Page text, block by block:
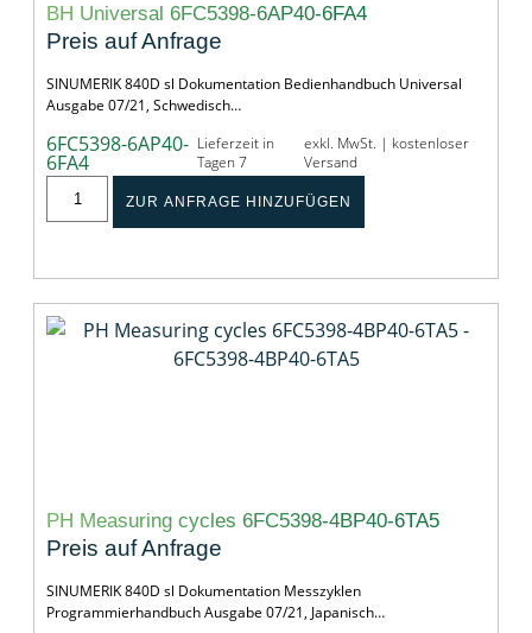
BH Universal 6FC5398-6AP40-6FA4
Preis auf Anfrage
SINUMERIK 840D sl Dokumentation Bedienhandbuch Universal
Ausgabe 07/21, Schwedisch…
6FC5398-6AP40-
6FA4
Lieferzeit in
Tagen 7
exkl. MwSt. | kostenloser
Versand
ZUR ANFRAGE HINZUFÜGEN
PH Measuring cycles 6FC5398-4BP40-6TA5
Preis auf Anfrage
SINUMERIK 840D sl Dokumentation Messzyklen
Programmierhandbuch Ausgabe 07/21, Japanisch…